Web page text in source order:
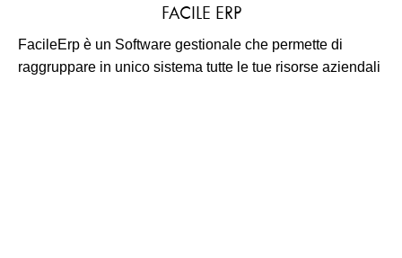
FACILE ERP
FacileErp è un Software gestionale che permette di
raggruppare in unico sistema tutte le tue risorse aziendali